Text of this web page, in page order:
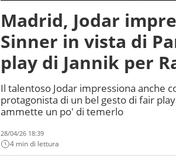
Madrid, Jodar
Sinner in vista di
play di Jannik per
Il talentoso Jodar impressiona anche
protagonista di un bel gesto di fair
ammette un po' di temerlo
28/04/26 18:39
4 min di lettura